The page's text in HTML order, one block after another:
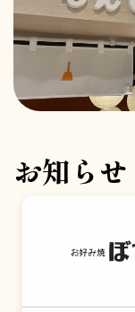
お知らせ